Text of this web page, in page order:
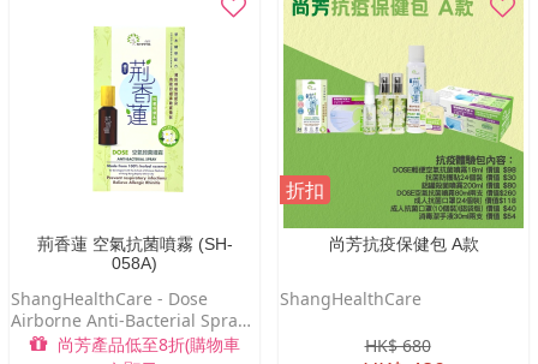
荊香蓮 空氣抗菌噴霧 (SH-
058A)
ShangHealthCare - Dose
Airborne Anti-Bacterial Spray
100ml尚芳產品低至8折(購物車
折扣
尚芳抗疫保健包 A款
ShangHealthCare
HK$ 680